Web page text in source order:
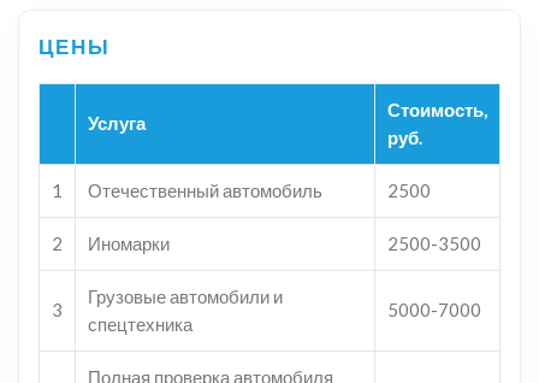
Услуга
Стоимость,
руб.
1 Отечественный автомобиль 2500
2 Иномарки 2500-3500
3
Грузовые автомобили и
спецтехника
5000-7000
Полная проверка автомобиля